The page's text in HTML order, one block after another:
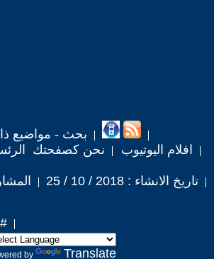
بحث - مواضيع
افلام اليوتيوب
نحن كصفحتك
تاريخ الانشاء : 2018 / 10 / 25
by Translate